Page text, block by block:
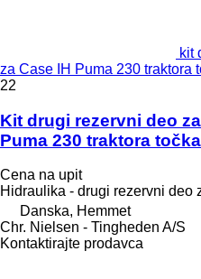
kit
za Case IH Puma 230 traktora
22
Kit drugi rezervni deo
Puma 230 traktora
Cena na upit
Hidraulika - drugi rezervni deo
Danska, Hemmet
Chr. Nielsen - Tingheden A/S
Kontaktirajte prodavca